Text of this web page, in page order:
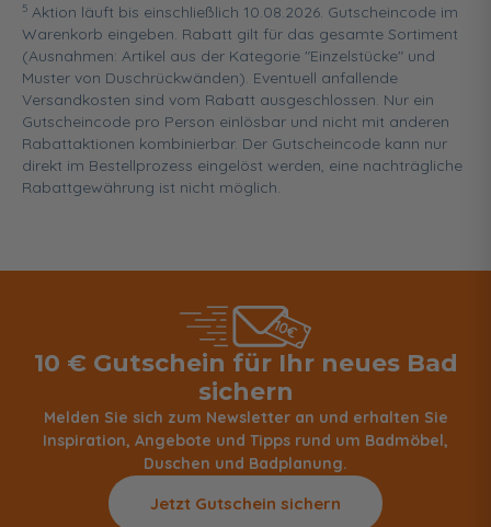
5 Aktion läuft bis einschließlich 10.08.2026. Gutscheincode im
Warenkorb eingeben. Rabatt gilt für das gesamte Sortiment
(Ausnahmen: Artikel aus der Kategorie "Einzelstücke" und
Muster von Duschrückwänden). Eventuell anfallende
Versandkosten sind vom Rabatt ausgeschlossen. Nur ein
Gutscheincode pro Person einlösbar und nicht mit anderen
Rabattaktionen kombinierbar. Der Gutscheincode kann nur
direkt im Bestellprozess eingelöst werden, eine nachträgliche
Rabattgewährung ist nicht möglich.
10 € Gutschein für Ihr neues Bad
sichern
Melden Sie sich zum Newsletter an und erhalten Sie
Inspiration, Angebote und Tipps rund um Badmöbel,
Duschen und Badplanung.
Jetzt Gutschein sichern